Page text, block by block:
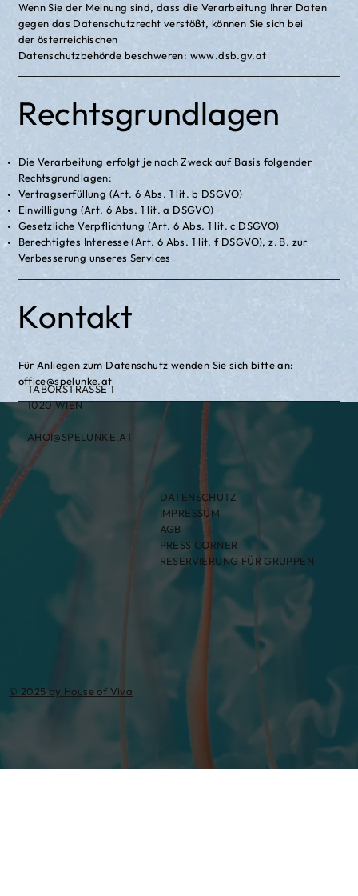
Wenn Sie der Meinung sind, dass die Verarbeitung Ihrer Daten
gegen das Datenschutzrecht verstößt, können Sie sich bei
der österreichischen
Datenschutzbehörde beschweren: www.dsb.gv.at
Rechtsgrundlagen
Die Verarbeitung erfolgt je nach Zweck auf Basis folgender
Rechtsgrundlagen:
Vertragserfüllung (Art. 6 Abs. 1 lit. b DSGVO)
Einwilligung (Art. 6 Abs. 1 lit. a DSGVO)
Gesetzliche Verpflichtung (Art. 6 Abs. 1 lit. c DSGVO)
Berechtigtes Interesse (Art. 6 Abs. 1 lit. f DSGVO), z. B. zur
Verbesserung unseres Services
Kontakt
Für Anliegen zum Datenschutz wenden Sie sich bitte an:
office@spelunke.at
TABORSTRASSE 1
1020 WIEN
AHOI@SPELUNKE.AT
© 2025 by House of Viva
DATENSCHUTZ
IMPRESSUM
AGB
PRESS CORNER
RESERVIERUNG FÜR GRUPPEN